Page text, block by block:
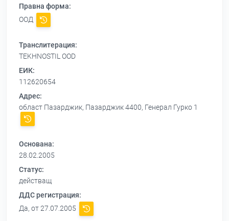
Правна форма:
ООД
Транслитерация:
TEKHNOSTIL OOD
ЕИК:
112620654
Адрес:
област Пазарджик, Пазарджик 4400, Генерал Гурко 1
Основана:
28.02.2005
Статус:
действащ
ДДС регистрация:
Да, от 27.07.2005